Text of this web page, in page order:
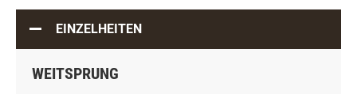
EINZELHEITEN
WEITSPRUNG